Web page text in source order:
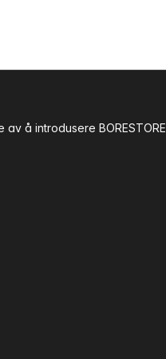
å introdusere